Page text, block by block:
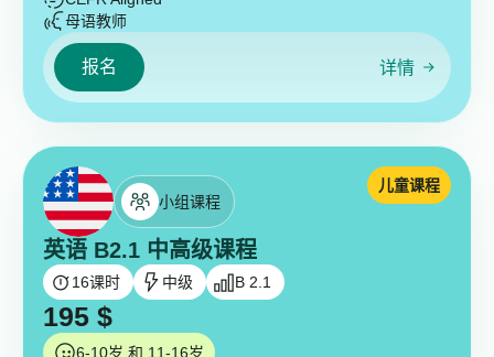
母语教师
报名 详情
小组课程
英语 B2.1 中高级课程
儿童课程
16课时 中级 B 2.1
195 $
6-10岁 和 11-16岁